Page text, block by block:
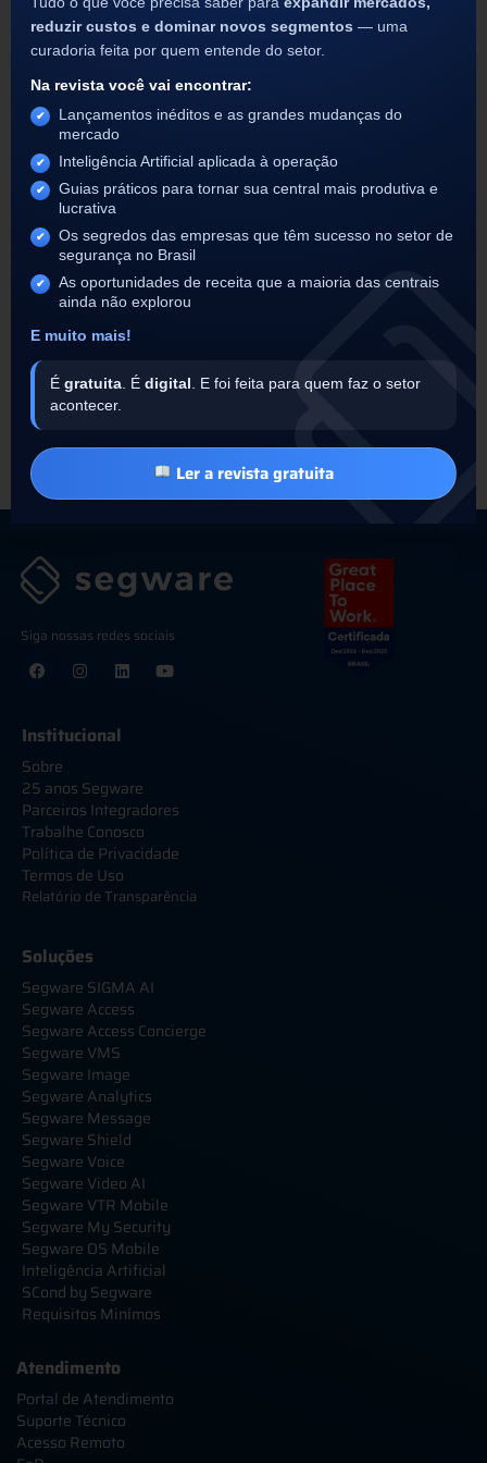
INTEGRADORES
Telnet IP
Integração de telefonia: Click-to-call para chamadas; Vínculo
de gravações de chamadas realizadas aos eventos; Geração
de eventos através de chamada por interfone; URA para
resposta automática para eventos X2 (Não Armado) e X5
(Desarmado fora do Horário).
Siga nossas redes sociais
Institucional
Sobre
25 anos Segware
Parceiros Integradores
Trabalhe Conosco
Política de Privacidade
Termos de Uso
Relatório de Transparência
Soluções
Segware SIGMA AI
Segware Access
Segware Access Concierge
Segware VMS
Segware Image
Segware Analytics
Segware Message
Segware Shield
Segware Voice
Segware Video AI
Segware VTR Mobile
Segware My Security
Segware OS Mobile
Inteligência Artificial
SCond by Segware
Requisitos Minímos
Atendimento
Portal de Atendimento
Suporte Técnico
Acesso Remoto
reduzir custos e dominar novos segmentos — uma
curadoria feita por quem entende do setor.
Na revista você vai encontrar:
Lançamentos inéditos e as grandes mudanças do
mercado
Inteligência Artificial aplicada à operação
Guias práticos para tornar sua central mais produtiva e
lucrativa
Os segredos das empresas que têm sucesso no setor de
segurança no Brasil
As oportunidades de receita que a maioria das centrais
ainda não explorou
E muito mais!
É gratuita . É digital . E foi feita para quem faz o setor
acontecer.
Ler a revista gratuita